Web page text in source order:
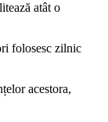
atât o
folosesc zilnic
acestora,